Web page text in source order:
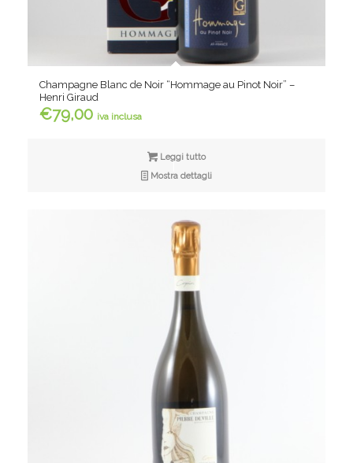
Champagne Blanc de Noir “Hommage au Pinot Noir” –
Henri Giraud
€79,00 iva inclusa
Leggi tutto
Mostra dettagli